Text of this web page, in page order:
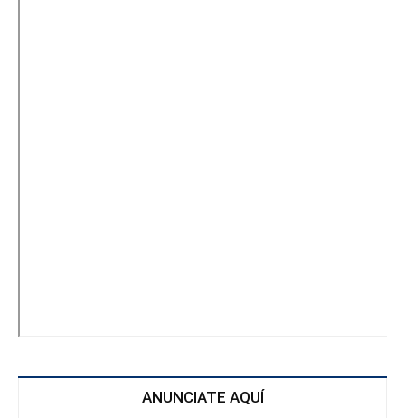
ANUNCIATE AQUÍ